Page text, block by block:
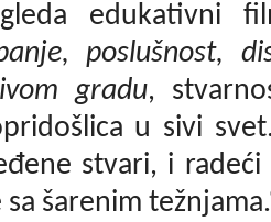
edukativni
poslušnost,
gradu,
u sivi
stvari, i
šarenim